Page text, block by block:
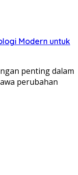
Modern untuk
penting dalam
perubahan